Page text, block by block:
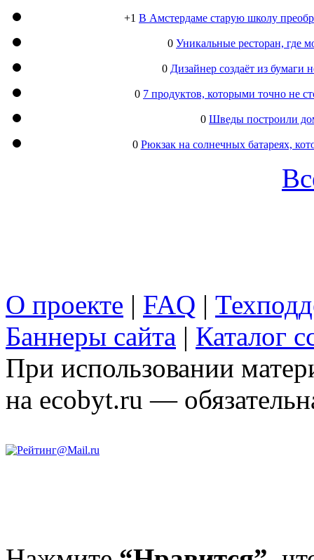
+1 В Амстердаме старую школу
0 Уникальные ресторан, где
0 Дизайнер создаёт из
0 7 продуктов, которыми точно не
0 Шведы построили
0 Рюкзак на солнечных батареях,
О проекте | FAQ |
Баннеры сайта | Каталог
При использовании
на ecobyt.ru —